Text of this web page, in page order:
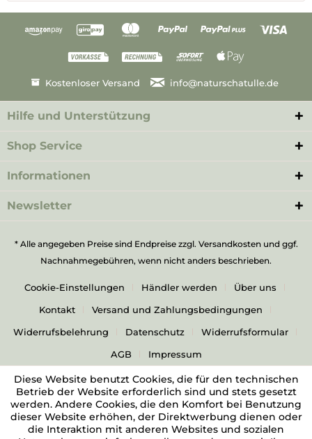
Kostenloser Versand info@naturschatulle.de
Hilfe und Unterstützung
Shop Service
Informationen
Newsletter
* Alle angegeben Preise sind Endpreise zzgl. Versandkostenund ggf.
Nachnahmegebühren, wenn nicht anders beschrieben.
Cookie-Einstellungen Händler werden
Über uns
Kontakt
Versand und Zahlungsbedingungen
Widerrufsbelehrung
Datenschutz
Widerrufsformular
AGB
Impressum
Diese Website benutzt Cookies, die für den technischen
Betrieb der Website erforderlich sind und stets gesetzt
werden. Andere Cookies, die den Komfort bei Benutzung
dieser Website erhöhen, der Direktwerbung dienen oder
die Interaktion mit anderen Websites und sozialen